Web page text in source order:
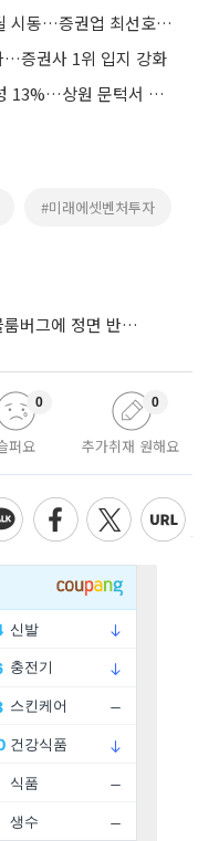
NH證 “미래에셋증권, 글로벌 빅딜 시동…증권업 최선호주”
…증권사 1위 입지 강화
美 클래리티 법안 연내 통과 가능성 13%…상원 문턱서 제동
#미래에셋벤처투자
금융위, ‘한국 증시 투자 부적격’ 블룸버그에 정면 반박…“근거 불분명”
퍼요
0
추가취재 원해요
0